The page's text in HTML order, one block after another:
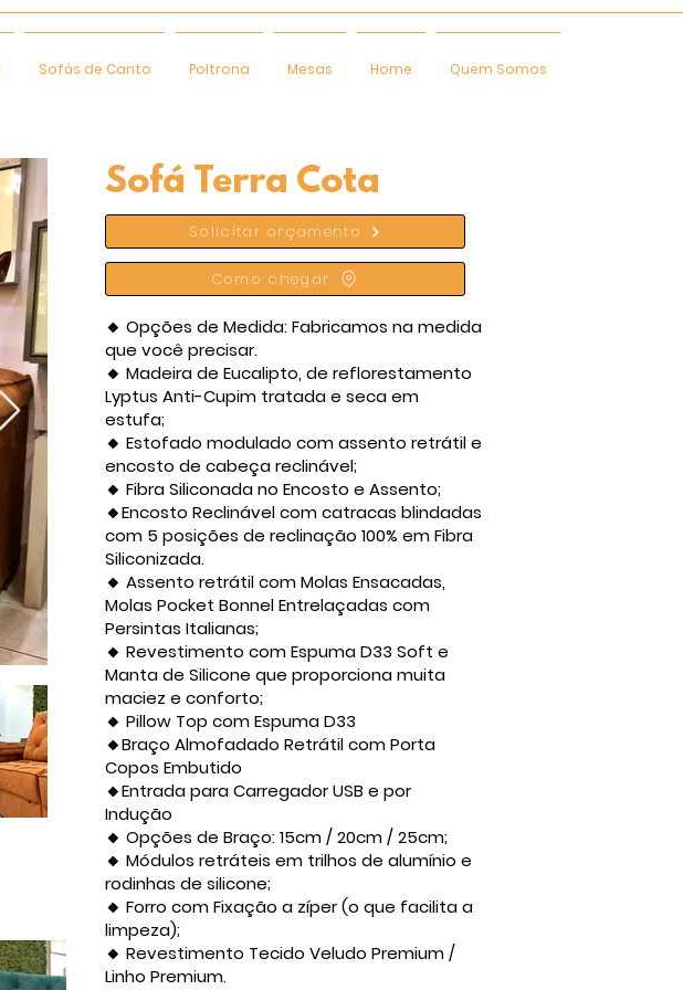
Sofás de Canto Poltrona Mesas Home Quem Somos
Sofá Terra Cota
Solicitar orçamento
Como chegar
🔸 Opções de Medida: Fabricamos na medida
que você precisar.
🔸 Madeira de Eucalipto, de reflorestamento
Lyptus Anti-Cupim tratada e seca em
estufa;
🔸 Estofado modulado com assento retrátil e
encosto de cabeça reclinável;
🔸 Fibra Siliconada no Encosto e Assento;
🔸Encosto Reclinável com catracas blindadas
com 5 posições de reclinação 100% em Fibra
Siliconizada.
🔸 Assento retrátil com Molas Ensacadas,
Molas Pocket Bonnel Entrelaçadas com
Persintas Italianas;
🔸 Revestimento com Espuma D33 Soft e
Manta de Silicone que proporciona muita
maciez e conforto;
🔸 Pillow Top com Espuma D33
🔸Braço Almofadado Retrátil com Porta
Copos Embutido
🔸Entrada para Carregador USB e por
Indução
🔸 Opções de Braço: 15cm / 20cm / 25cm;
🔸 Módulos retráteis em trilhos de alumínio e
rodinhas de silicone;
🔸 Forro com Fixação a zíper (o que facilita a
limpeza);
🔸 Revestimento Tecido Veludo Premium /
Linho Premium.